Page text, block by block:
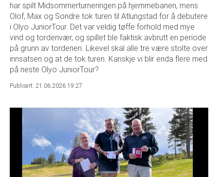
har spilt Midsommerturneringen på hjemmebanen, mens
Olof, Max og Sondre tok turen til Atlungstad for å debutere
i Olyo JuniorTour. Det var veldig tøffe forhold med mye
vind og tordenvær, og spillet ble faktisk avbrutt en periode
på grunn av tordenen. Likevel skal alle tre være stolte over
innsatsen og at de tok turen. Kanskje vi blir enda flere med
på neste Olyo JuniorTour?
Publisert: 21.06.2026 19:27